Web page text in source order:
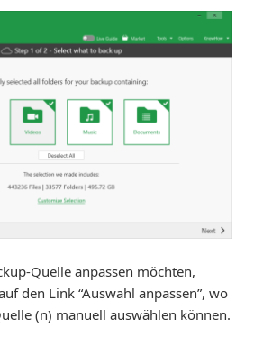
Quelle anpassen möchten,
den Link “Auswahl anpassen”, wo
(n) manuell auswählen können.